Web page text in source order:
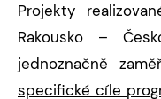
Projekty
Rakousko –
jednoznačně
specifické cíle